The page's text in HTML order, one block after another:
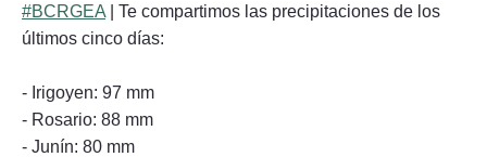
#BCRGEA | Te compartimos las precipitaciones de los
últimos cinco días:
- Irigoyen: 97 mm
- Rosario: 88 mm
- Junín: 80 mm